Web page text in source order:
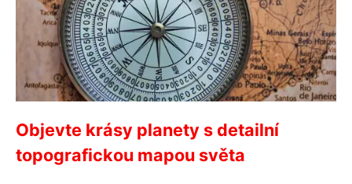
Objevte krásy planety s detailní
topografickou mapou světa